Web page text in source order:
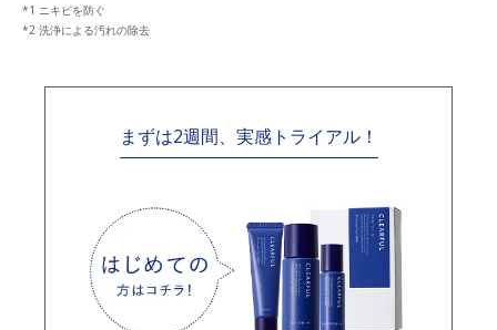
ニキビを防ぐ
洗浄による汚れの除去
まずは2週間、実感トライアル！